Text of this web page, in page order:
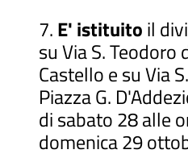
7.E' istituitoil
su Via S. Teodoro
Castello e su Via
Piazza G.
di sabato 28 alle
domenica 29